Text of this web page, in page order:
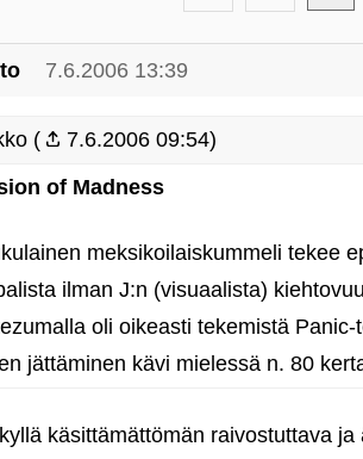
7.6.2006 13:39
(
7.6.2006 09:54)
of Madness
meksikoilaiskummeli tekee
ilman J:n (visuaalista)
oli oikeasti tekemistä
jättäminen kävi mielessä n. 80
käsittämättömän raivostuttava